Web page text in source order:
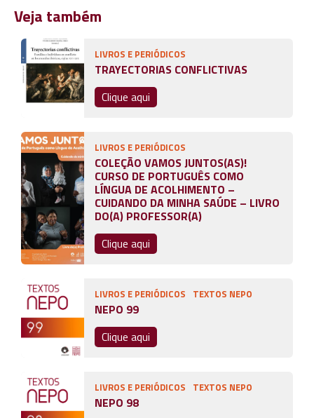
Veja também
LIVROS E PERIÓDICOS
TRAYECTORIAS CONFLICTIVAS
Clique aqui
LIVROS E PERIÓDICOS
COLEÇÃO VAMOS JUNTOS(AS)!
CURSO DE PORTUGUÊS COMO
LÍNGUA DE ACOLHIMENTO –
CUIDANDO DA MINHA SAÚDE – LIVRO
DO(A) PROFESSOR(A)
Clique aqui
LIVROS E PERIÓDICOS TEXTOS NEPO
NEPO 99
Clique aqui
LIVROS E PERIÓDICOS TEXTOS NEPO
NEPO 98